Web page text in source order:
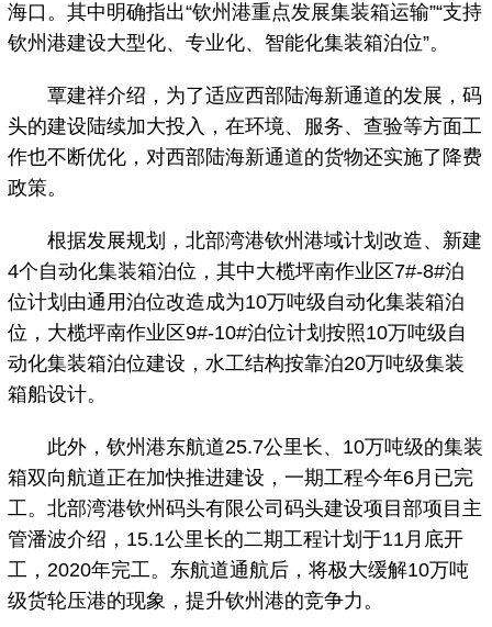
海口。其中明确指出“钦州港重点发展集装箱运输”“支持
钦州港建设大型化、专业化、智能化集装箱泊位”。
覃建祥介绍，为了适应西部陆海新通道的发展，码
头的建设陆续加大投入，在环境、服务、查验等方面工
作也不断优化，对西部陆海新通道的货物还实施了降费
政策。
根据发展规划，北部湾港钦州港域计划改造、新建
4个自动化集装箱泊位，其中大榄坪南作业区7#-8#泊
位计划由通用泊位改造成为10万吨级自动化集装箱泊
位，大榄坪南作业区9#-10#泊位计划按照10万吨级自
动化集装箱泊位建设，水工结构按靠泊20万吨级集装
箱船设计。
此外，钦州港东航道25.7公里长、10万吨级的集装
箱双向航道正在加快推进建设，一期工程今年6月已完
工。北部湾港钦州码头有限公司码头建设项目部项目主
管潘波介绍，15.1公里长的二期工程计划于11月底开
工，2020年完工。东航道通航后，将极大缓解10万吨
级货轮压港的现象，提升钦州港的竞争力。